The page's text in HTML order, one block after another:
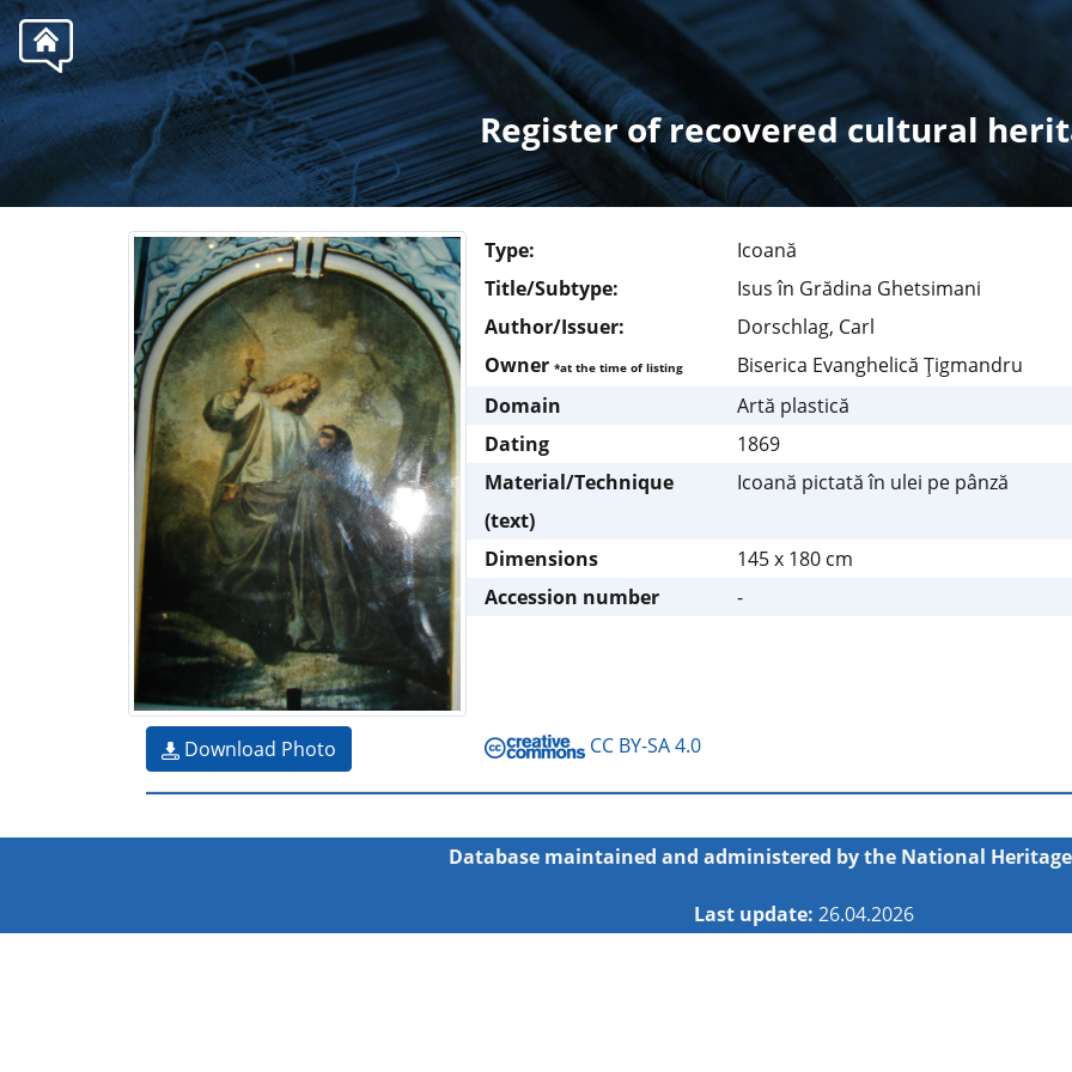
. Register of recovered cultural
Type:
Icoană
Title/Subtype:
Isus în Grădina Ghetsimani
Author/Issuer:
Dorschlag, Carl
Owner *at the time of listing
Biserica Evanghelică Ţigmandru
Domain
Artă plastică
Dating
1869
Material/Technique
(text)
Icoană pictată în ulei pe pânză
Dimensions
145 x 180 cm
Accession number
-
Download Photo CC BY-SA 4.0
Database maintained and administered by the National
Last update: 26.04.2026